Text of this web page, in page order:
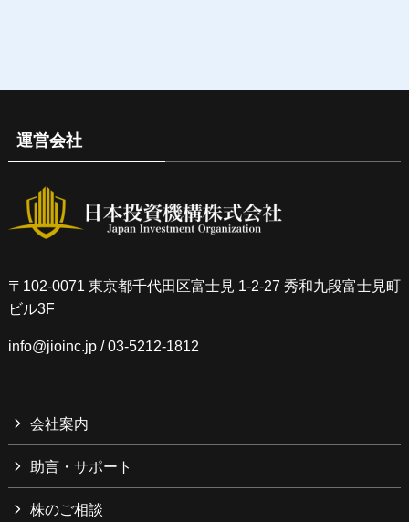
運営会社
〒102-0071 東京都千代田区富士見 1-2-27 秀和九段富士見町
ビル3F
info@jioinc.jp/ 03-5212-1812
会社案内
助言・サポート
株のご相談